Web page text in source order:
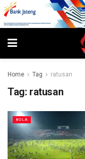
Home Tag ratusan
Tag: ratusan
BOLA